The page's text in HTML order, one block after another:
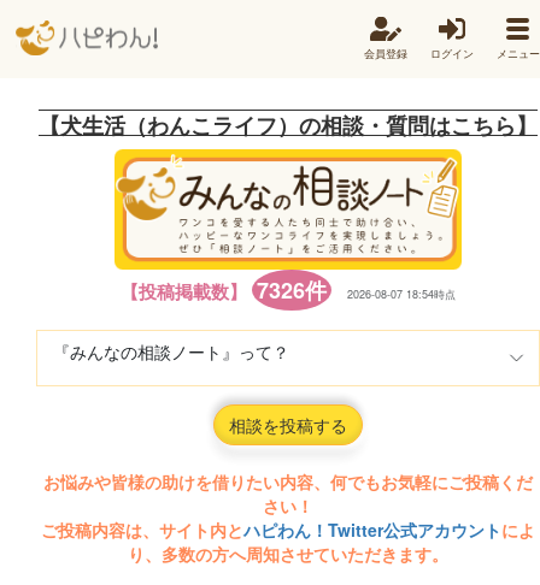
会員登録 ログイン メニュー
【犬生活（わんこライフ）の相談・質問はこちら】
【投稿掲載数】 7326件 2026-08-07 18:54時点
『みんなの相談ノート』って？
相談を投稿する
お悩みや皆様の助けを借りたい内容、何でもお気軽にご投稿くだ
さい！
ご投稿内容は、サイト内とハピわん！Twitter公式アカウントによ
り、多数の方へ周知させていただきます。